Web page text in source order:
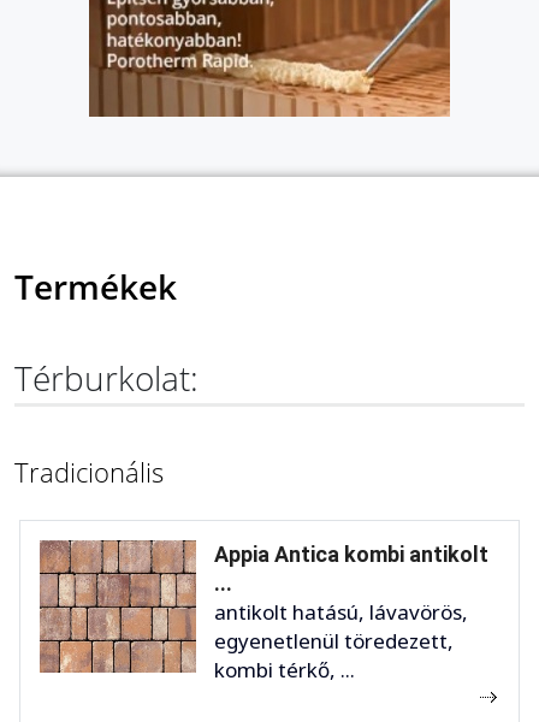
Termékek
Térburkolat:
Tradicionális
Appia Antica kombi antikolt
...
antikolt hatású, lávavörös,
egyenetlenül töredezett,
kombi térkő, ...